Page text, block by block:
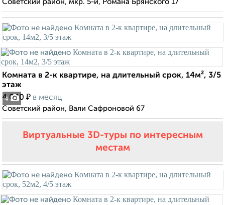
Советский район, мкр. 5-й, Романа Брянского 17
4
Комната в 2-к квартире, на длительный срок, 14м², 3/5
этаж
4 000 ₽ в месяц
Советский район, Вали Сафроновой 67
Виртуальные 3D-туры по интересным
местам